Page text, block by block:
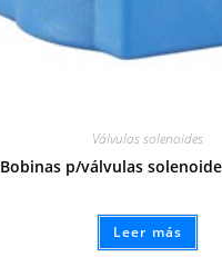
Válvulas solenoides
Bobinas p/válvulas
Leer más